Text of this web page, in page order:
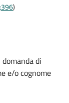
)
di
e/o cognome